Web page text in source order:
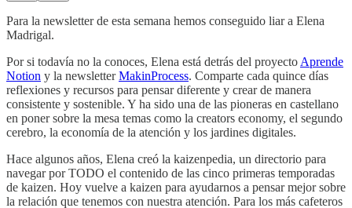
Para la newsletter de esta semana hemos conseguido liar a Elena
Madrigal.
Por si todavía no la conoces, Elena está detrás del proyecto Aprende
Notion y la newsletterMakinProcess. Comparte cada quince días
reflexiones y recursos para pensar diferente y crear de manera
consistente y sostenible. Y ha sido una de las pioneras en castellano
en poner sobre la mesa temas como la creators economy, el segundo
cerebro, la economía de la atención y los jardines digitales.
Hace algunos años, Elena creó la kaizenpedia, un directorio para
navegar por TODO el contenido de las cinco primeras temporadas
de kaizen. Hoy vuelve a kaizen para ayudarnos a pensar mejor sobre
la relación que tenemos con nuestra atención. Para los más cafeteros